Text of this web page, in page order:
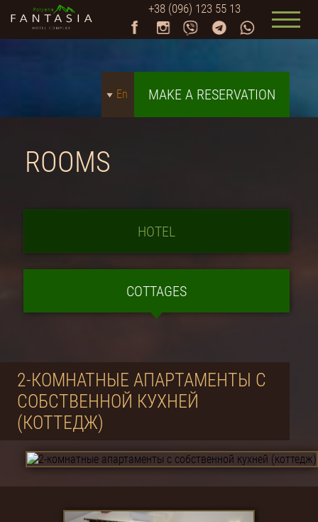
+38 (096) 123 55 13
En MAKE A RESERVATION
ROOMS
HOTEL
COTTAGES
2-КОМНАТНЫЕ АПАРТАМЕНТЫ С
СОБСТВЕННОЙ КУХНЕЙ
(КОТТЕДЖ)